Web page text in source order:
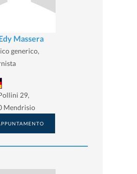
Massera
generico,
29,
Mendrisio